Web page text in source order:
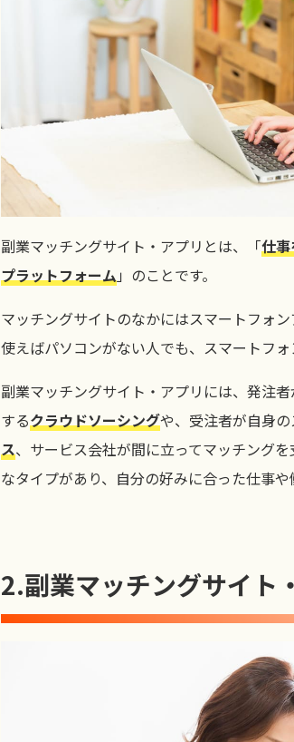
副業マッチングサイト・アプリとは、「仕
プラットフォーム 」のことです。
マッチングサイトのなかにはスマートフォ
使えばパソコンがない人でも、スマートフ
副業マッチングサイト・アプリには、発注
するクラウドソーシングや、受注者が自身
ス、サービス会社が間に立ってマッチングを
なタイプがあり、自分の好みに合った仕事や
2.副業マッチングサイト